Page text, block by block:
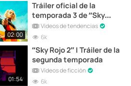
02:00
Tráiler oficial de la
temporada 3 de “Sky
Rojo”Vídeos de tendencias
6k
01:54
“Sky Rojo 2” | Tráiler de la
segunda temporada
Vídeos de ficción
6k